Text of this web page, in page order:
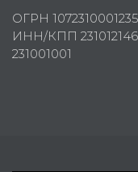
ОГРН 1072310001235
ИНН/КПП
231001001